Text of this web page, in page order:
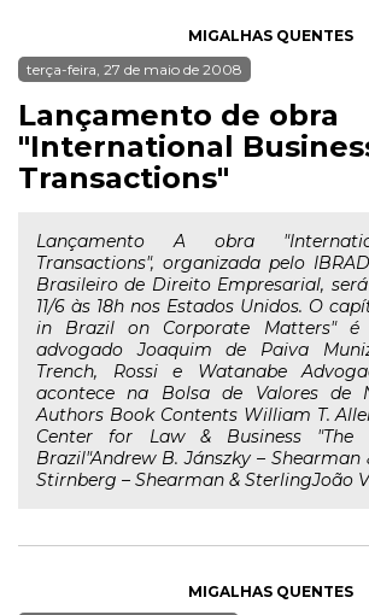
MIGALHAS QUENTES
terça-feira, 27 de maio de 2008
Lançamento de obra
"International
Transactions"
Lançamento A obra
Transactions", organizada pelo
Brasileiro de Direito Empresarial,
11/6 às 18h nos Estados Unidos. O
in Brazil on Corporate Matters"
advogado Joaquim de Paiva
Trench, Rossi e Watanabe
acontece na Bolsa de Valores de
Authors Book Contents William T.
Center for Law & Business
Brazil"Andrew B. Jánszky – Shearman
Stirnberg – Shearman & SterlingJoão
MIGALHAS QUENTES